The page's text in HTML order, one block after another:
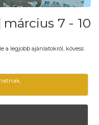
március 7 - 10
a legjobb ajánlatokról, kövess